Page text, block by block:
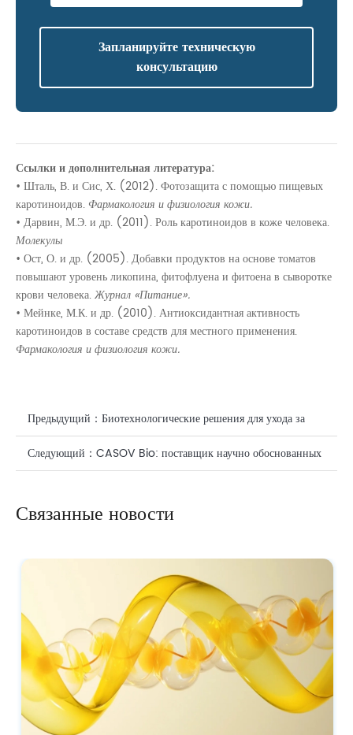
Запланируйте техническую
консультацию
Ссылки и дополнительная литература:
• Шталь, В. и Сис, Х. (2012). Фотозащита с помощью пищевых
каротиноидов. Фармакология и физиология кожи.
• Дарвин, М.Э. и др. (2011). Роль каротиноидов в коже человека.
Молекулы
• Ост, О. и др. (2005). Добавки продуктов на основе томатов
повышают уровень ликопина, фитофлуена и фитоена в сыворотке
крови человека.Журнал «Питание».
• Мейнке, М.К. и др. (2010). Антиоксидантная активность
каротиноидов в составе средств для местного применения.
Фармакология и физиология кожи.
Предыдущий： Биотехнологические решения для ухода за
кожей. Китай. Инновации в области биотехнологий в
Следующий： CASOV Bio: поставщик научно обоснованных
косметических и пищевых формул
Связанные новости